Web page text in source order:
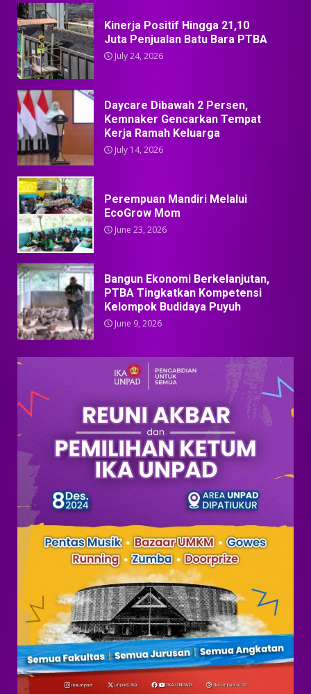
Kinerja Positif Hingga 21,10
Juta Penjualan Batu Bara PTBA
July 24, 2026
Daycare Dibawah 2 Persen,
Kemnaker Gencarkan Tempat
Kerja Ramah Keluarga
July 14, 2026
Perempuan Mandiri Melalui
EcoGrow Mom
June 23, 2026
Bangun Ekonomi Berkelanjutan,
PTBA Tingkatkan Kompetensi
Kelompok Budidaya Puyuh
June 9, 2026